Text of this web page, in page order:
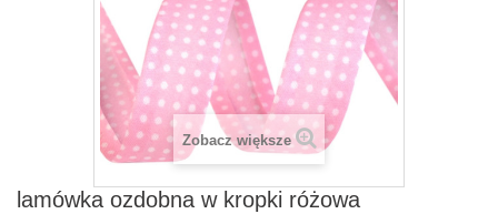
Zobacz większe
lamówka ozdobna w kropki różowa